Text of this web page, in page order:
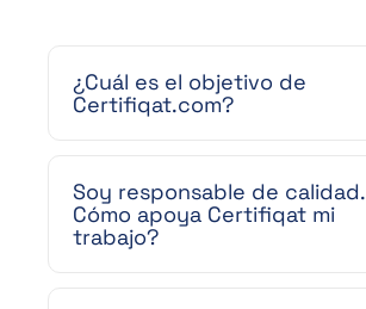
¿Cuál es el objetivo de
Certifiqat.com?
Soy responsable de calidad.
Cómo apoya Certifiqat mi
trabajo?